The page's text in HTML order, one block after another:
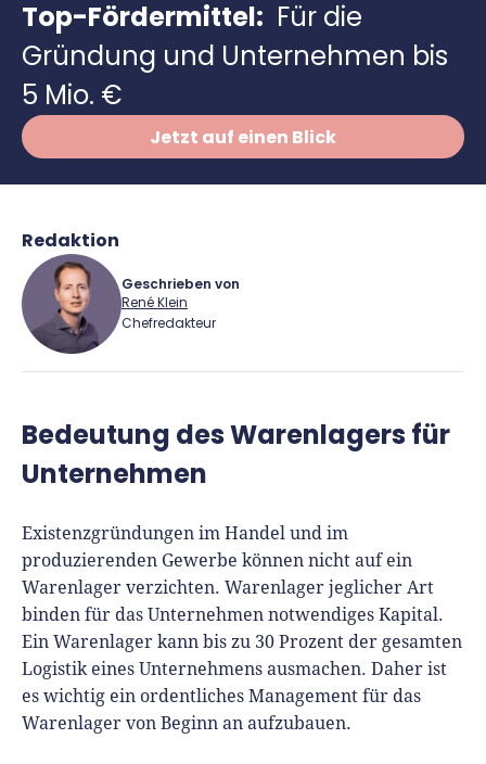
Weitere Tools & Vorlagen
Steuerberatung
Software
Deals
Top-Fördermittel: Für die
Gründung und Unternehmen bis
5 Mio. €
Jetzt auf einen Blick
Redaktion
Geschrieben von
René Klein
Chefredakteur
Für-Gründer.de Redaktion
Gründerlandschaft. Seine Mission:
Inhalte und echte Insights an die Hand zu
geben. Das tut er als Chefredakteur,
Podcast-Host, Webinar-Moderator und auf
unserem YouTube-Kanal.
Er ist Interviewpartner in anderen Medien
Bedeutung des Warenlagers für
Unternehmen
Existenzgründungen im Handel und im
produzierenden Gewerbe können nicht auf ein
Warenlager verzichten. Warenlager jeglicher Art
binden für das Unternehmen notwendiges Kapital.
Ein Warenlager kann bis zu 30 Prozent der gesamten
Logistik eines Unternehmens ausmachen. Daher ist
es wichtig ein ordentliches Management für das
Warenlager von Beginn an aufzubauen.